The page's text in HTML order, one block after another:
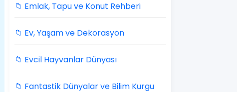
📁 Emlak, Tapu ve Konut Rehberi
📁 Ev, Yaşam ve Dekorasyon
📁 Evcil Hayvanlar Dünyası
📁 Fantastik Dünyalar ve Bilim Kurgu